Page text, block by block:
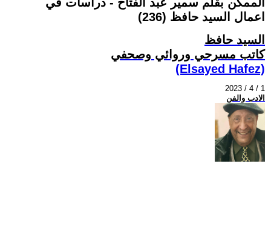
اعمال السيد حافظ (236)
السيد حافظ
كاتب مسرحي وروائي وصحفي
(Elsayed Hafez)
2023 / 4 / 1
الادب والفن